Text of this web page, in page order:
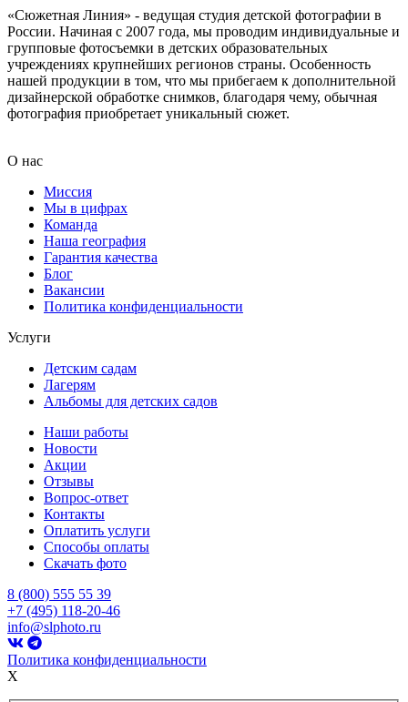
«Сюжетная Линия» - ведущая студия детской фотографии в
России. Начиная с 2007 года, мы проводим индивидуальные и
групповые фотосъемки в детских образовательных
учреждениях крупнейших регионов страны. Особенность
нашей продукции в том, что мы прибегаем к дополнительной
дизайнерской обработке снимков, благодаря чему, обычная
фотография приобретает уникальный сюжет.
О нас
Миссия
Мы в цифрах
Команда
Наша география
Гарантия качества
Блог
Вакансии
Политика конфиденциальности
Услуги
Детским садам
Лагерям
Альбомы для детских садов
Наши работы
Новости
Акции
Отзывы
Вопрос-ответ
Контакты
Оплатить услуги
Способы оплаты
Скачать фото
8 (800) 555 55 39
+7 (495) 118-20-46
info@slphoto.ru
Политика конфиденциальности
X